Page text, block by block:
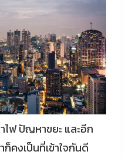
ฟ ปัญหาขยะ และอีก
คงเป็นที่เข้าใจกันดี